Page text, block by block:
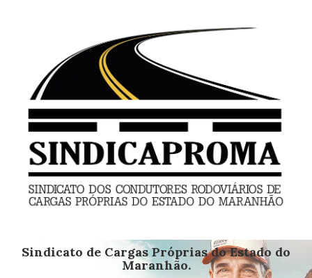
Sindicato de Cargas Próprias do Estado do
Maranhão.